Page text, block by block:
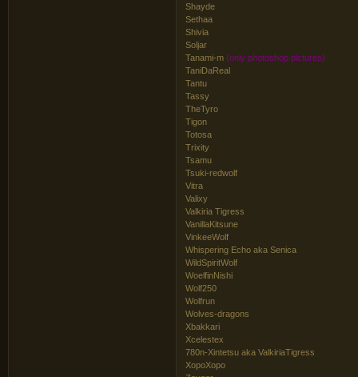
Shayde
Sethaa
Shivia
Soljar
Tanami-m(only photoshop pictures)
TaniDaReal
Tantu
Tassy
TheTyro
Tigon
Totosa
Trixity
Tsamu
Tsuki-redwolf
Vitra
Valixy
Valkiria Tigress
VanillaKitsune
VinkeeWolf
Whispering Echo aka Senica
WildSpiritWolf
WoelfinNishi
Wolf250
Wolfrun
Wolves-dragons
Xbakkari
Xcelestex
780n-Xintetsu aka ValkiriaTigress
ХороХоро